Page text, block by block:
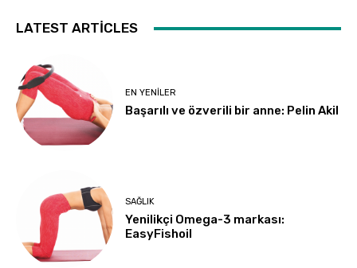
LATEST ARTICLES
EN YENILER
Başarılı ve özverili bir anne: Pelin Akil
SAĞLIK
Yenilikçi Omega-3 markası:
EasyFishoil